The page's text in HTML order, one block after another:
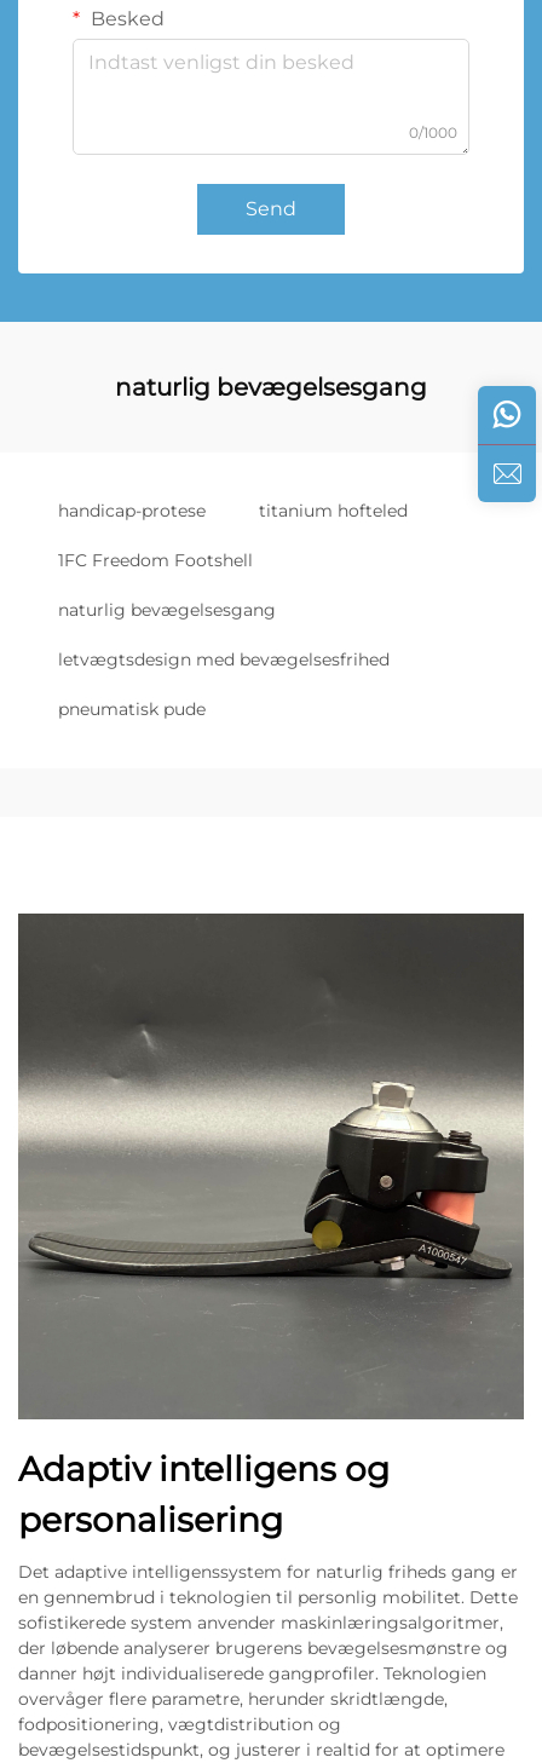
Besked
0/1000
Send
naturlig bevægelsesgang
handicap-protese titanium hofteled
1FC Freedom Footshell
naturlig bevægelsesgang
letvægtsdesign med bevægelsesfrihed
pneumatisk pude
Adaptiv intelligens og
personalisering
Det adaptive intelligenssystem for naturlig friheds gang er
en gennembrud i teknologien til personlig mobilitet. Dette
sofistikerede system anvender maskinlæringsalgoritmer,
der løbende analyserer brugerens bevægelsesmønstre og
danner højt individualiserede gangprofiler. Teknologien
overvåger flere parametre, herunder skridtlængde,
fodpositionering, vægtdistribution og
bevægelsestidspunkt, og justerer i realtid for at optimere